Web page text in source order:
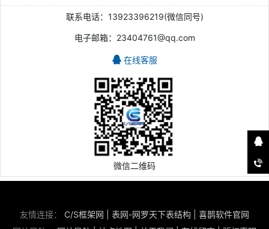
联系电话：13923396219(微信同号)
电子邮箱：23404761@qq.com
在线客服
微信二维码
友情连接： C/S框架网 表网-网罗天下表结构
喜鹊软件官网